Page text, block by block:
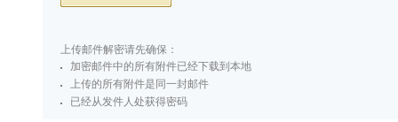
上传邮件解密请先确保：
加密邮件中的所有附件已经下载到本地
上传的所有附件是同一封邮件
已经从发件人处获得密码